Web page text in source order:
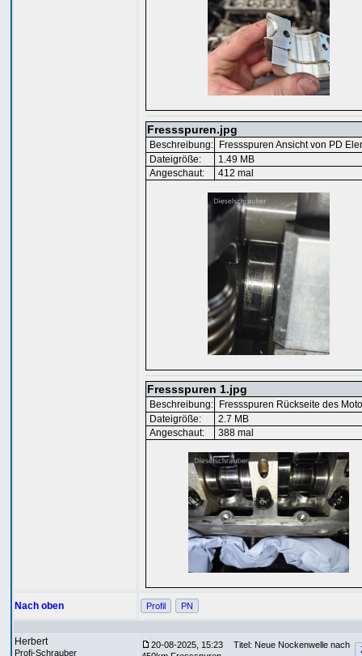
Fressspuren.jpg
Beschreibung:
Fressspuren Ansicht von PD
Dateigröße:
1.49 MB
Angeschaut:
412 mal
Fressspuren 1.jpg
Beschreibung:
Fressspuren Rückseite des
Dateigröße:
2.7 MB
Angeschaut:
388 mal
Nach oben Profil PN
Herbert
Profi-Schrauber
20-08-2025, 15:23
Titel: Neue Nockenwelle nach